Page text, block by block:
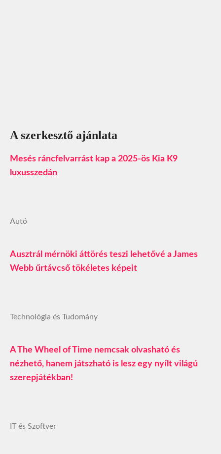
A szerkesztő ajánlata
Mesés ráncfelvarrást kap a 2025-ös Kia K9
luxusszedán
Autó
Ausztrál mérnöki áttörés teszi lehetővé a James
Webb űrtávcső tökéletes képeit
Technológia és Tudomány
A The Wheel of Time nemcsak olvasható és
nézhető, hanem játszható is lesz egy nyílt világú
szerepjátékban!
IT és Szoftver